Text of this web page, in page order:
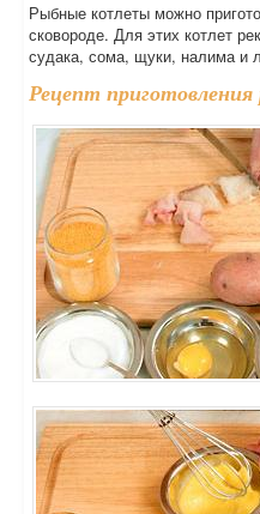
Рыбные котлеты можно
сковороде. Для этих котлет
судака, сома, щуки, налима и
Рецепт